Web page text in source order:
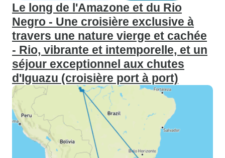
Le long de l'Amazone et du Rio
Negro - Une croisière exclusive à
travers une nature vierge et cachée
- Rio, vibrante et intemporelle, et un
séjour exceptionnel aux chutes
d'Iguazu (croisière port à port)